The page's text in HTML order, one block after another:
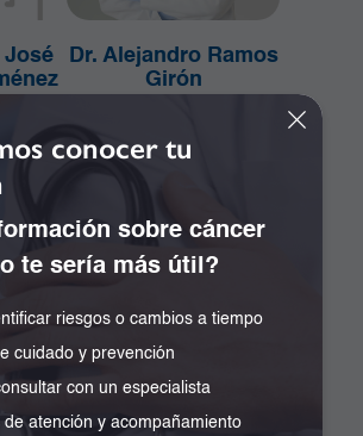
José
Dr. Alejandro Ramos
Girón
Dr. Álvaro Cano
conocer tu
sobre cáncer
te sería más útil?
riesgos o cambios a tiempo
cuidado y prevención
con un especialista
de atención y acompañamiento